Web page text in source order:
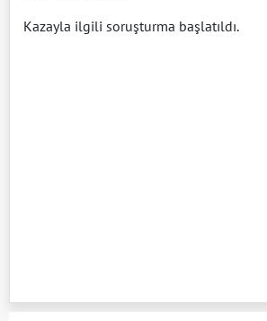
Kazayla ilgili soruşturma başlatıldı.